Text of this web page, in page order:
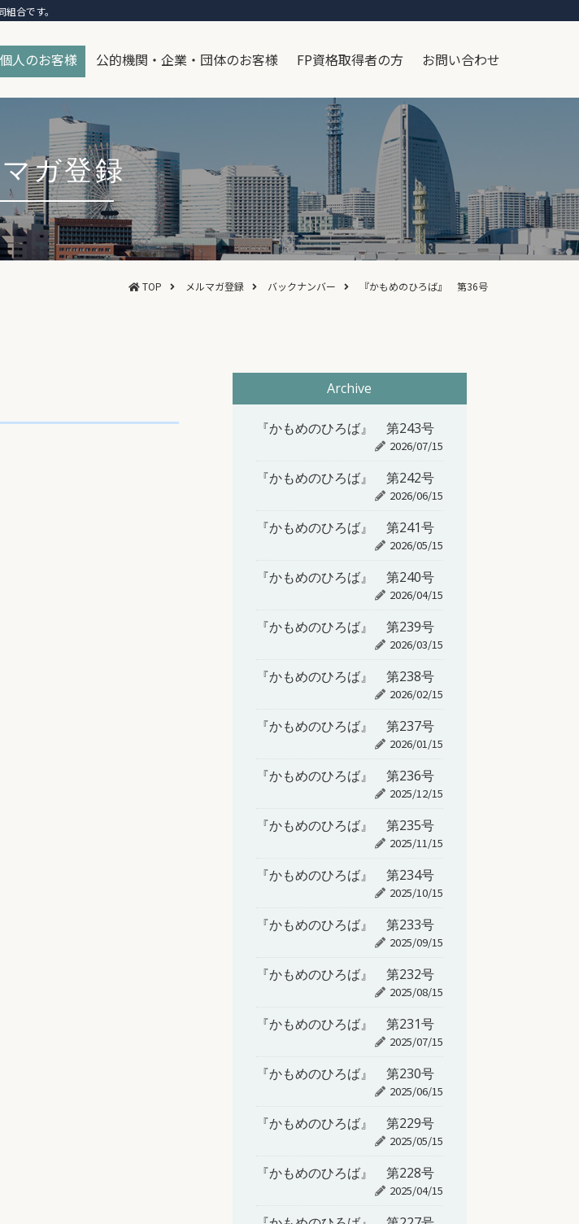
合です。
個人のお客様 公的機関・企業・団体のお客様 FP資格取得者の方 お問い合わせ
ガ登録
TOP メルマガ登録 バックナンバー 『かもめのひろば』 第36号
Archive
『かもめのひろば』 第243号
2026/07/15
『かもめのひろば』 第242号
2026/06/15
『かもめのひろば』 第241号
2026/05/15
『かもめのひろば』 第240号
2026/04/15
『かもめのひろば』 第239号
2026/03/15
『かもめのひろば』 第238号
2026/02/15
『かもめのひろば』 第237号
2026/01/15
『かもめのひろば』 第236号
2025/12/15
『かもめのひろば』 第235号
2025/11/15
『かもめのひろば』 第234号
2025/10/15
『かもめのひろば』 第233号
2025/09/15
『かもめのひろば』 第232号
2025/08/15
『かもめのひろば』 第231号
2025/07/15
『かもめのひろば』 第230号
2025/06/15
『かもめのひろば』 第229号
2025/05/15
『かもめのひろば』 第228号
2025/04/15